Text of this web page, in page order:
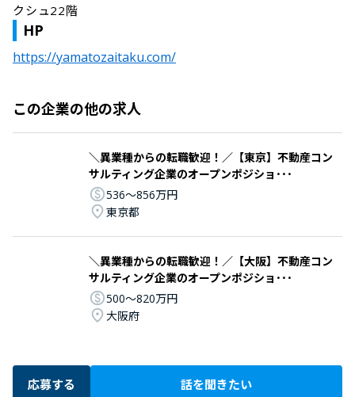
クシュ22階
HP
https://yamatozaitaku.com/
この企業の他の求人
＼異業種からの転職歓迎！／【東京】不動産コン
サルティング企業のオープンポジショ･･･
536〜856万円
東京都
＼異業種からの転職歓迎！／【大阪】不動産コン
サルティング企業のオープンポジショ･･･
500〜820万円
大阪府
応募する 話を聞きたい